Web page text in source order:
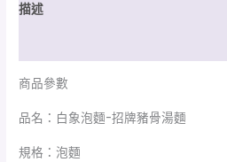
描述
商品參數
品名：白象泡麵-招牌豬骨湯麵
規格：泡麵